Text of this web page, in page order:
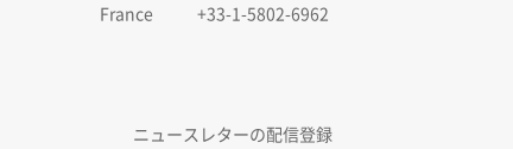
France
+33-1-5802-6962
ニュースレターの配信登録